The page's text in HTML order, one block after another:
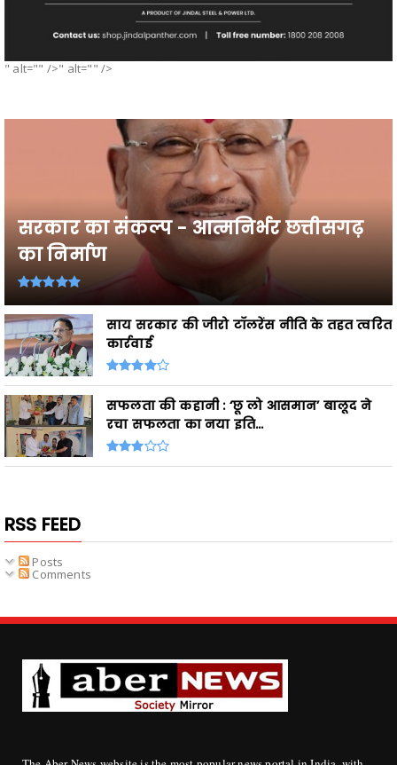
" alt="" />" alt="" />
सरकार का संकल्प - आत्मनिर्भर छत्तीसगढ़
का निर्माण
साय सरकार की जीरो टॉलरेंस नीति के तहत त्वरित
कार्रवाई
सफलता की कहानी : ‘छू लो आसमान’ बालूद ने
रचा सफलता का नया इति...
RSS FEED
Posts
Comments